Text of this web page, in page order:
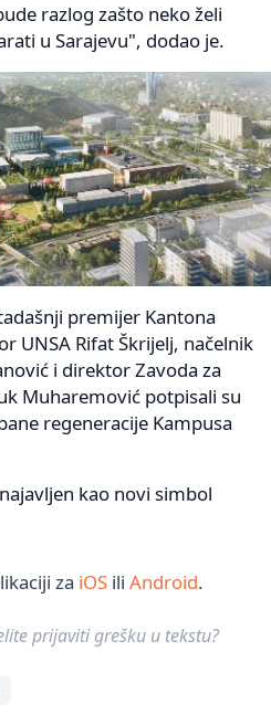
razlog zašto neko želi
u Sarajevu", dodao je.
premijer Kantona
UNSA Rifat Škrijelj, načelnik
i direktor Zavoda za
Muharemović potpisali su
regeneracije Kampusa
kao novi simbol
za iOS ili Android.
prijaviti grešku u tekstu?